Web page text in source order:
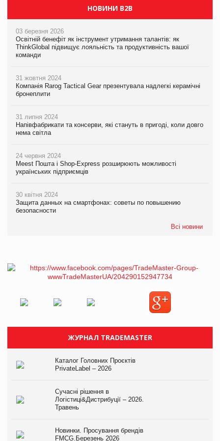
НОВИНИ B2B
03 березня 2026
Освітній бенефіт як інструмент утримання талантів: як
ThinkGlobal підвищує лояльність та продуктивність вашої
команди
31 жовтня 2024
Компанія Rarog Tactical Gear презентувала надлегкі керамічні
бронеплити
31 липня 2024
Напівфабрикати та консерви, які стануть в пригоді, коли довго
нема світла
24 червня 2024
Meest Пошта і Shop-Express розширюють можливості
українських підприємців
30 квітня 2024
Защита данных на смартфонах: советы по повышению
безопасности
Всі новини
ЖУРНАЛ TRADEMASTER
Каталог Головних Проєктів
PrivateLabel – 2026
Сучасні рішення в
Логістиці&Дистрибуції – 2026.
Травень
Новинки. Просування брендів
FMCG.Березень 2026